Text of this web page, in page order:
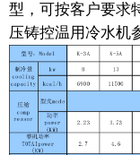
型，可按客户要求
压铸控温用冷水机